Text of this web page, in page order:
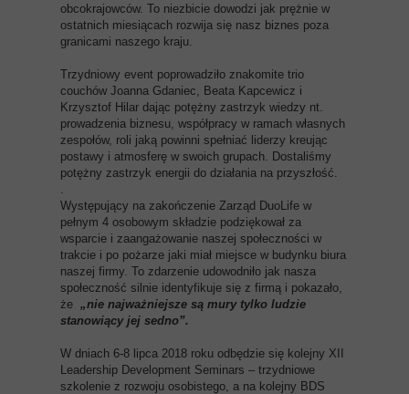
obcokrajowców. To niezbicie dowodzi jak prężnie w
ostatnich miesiącach rozwija się nasz biznes poza
granicami naszego kraju.
Trzydniowy event poprowadziło znakomite trio
couchów Joanna Gdaniec, Beata Kapcewicz i
Krzysztof Hilar dając potężny zastrzyk wiedzy nt.
prowadzenia biznesu, współpracy w ramach własnych
zespołów, roli jaką powinni spełniać liderzy kreując
postawy i atmosferę w swoich grupach. Dostaliśmy
potężny zastrzyk energii do działania na przyszłość.
.
Występujący na zakończenie Zarząd DuoLife w
pełnym 4 osobowym składzie podziękował za
wsparcie i zaangażowanie naszej społeczności w
trakcie i po pożarze jaki miał miejsce w budynku biura
naszej firmy. To zdarzenie udowodniło jak nasza
społeczność silnie identyfikuje się z firmą i pokazało,
że „nie najważniejsze są mury tylko ludzie
stanowiący jej sedno”.
W dniach 6-8 lipca 2018 roku odbędzie się kolejny XII
Leadership Development Seminars – trzydniowe
szkolenie z rozwoju osobistego, a na kolejny BDS